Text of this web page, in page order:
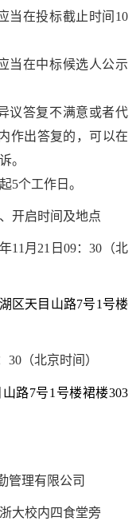
当在投标截止时间10
当在中标候选人公示
议答复不满意或者代
作出答复的，可以在
。
5个工作日。
开启时间及地点
11月21日09：30（北
区天目山路7号1号楼
30（北京时间）
路7号1号楼裙楼303
管理有限公司
大校内四食堂旁